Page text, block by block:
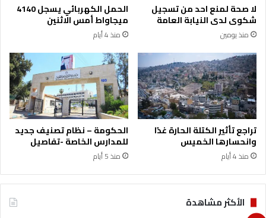
لا صحة لمنع احد من تسجيل
شكوى لدى النيابة العامة
منذ يومين
الحمل الكهربائي يسجل 4140
ميجاواط أمس الاثنين
منذ 4 أيام
تراجع تأثير الكتلة الحارة غدًا
وانحسارها الخميس
منذ 4 أيام
الحكومة – نظام تصنيف جديد
للمدارس الخاصة -تفاصيل
منذ 5 أيام
الأكثر مشاهدة